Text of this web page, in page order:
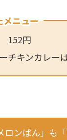
メニュー
152円
チキンカレ
ロンぱん」も